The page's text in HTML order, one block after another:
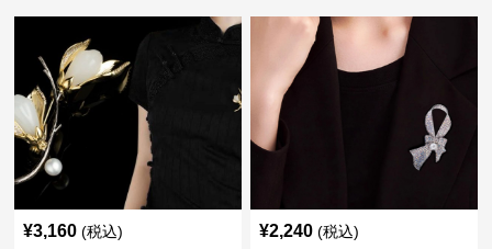
¥3,160 (税込) ¥2,240 (税込)